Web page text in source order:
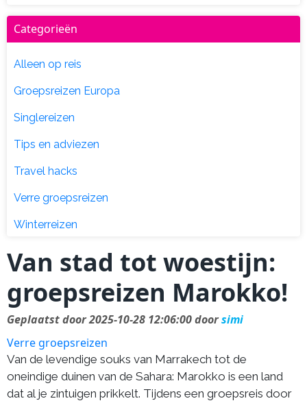
Categorieën
Alleen op reis
Groepsreizen Europa
Singlereizen
Tips en adviezen
Travel hacks
Verre groepsreizen
Winterreizen
Van stad tot woestijn:
groepsreizen Marokko!
Geplaatst door 2025-10-28 12:06:00 doorsimi
Verre groepsreizen
Van de levendige souks van Marrakech tot de
oneindige duinen van de Sahara: Marokko is een land
dat al je zintuigen prikkelt. Tijdens een groepsreis door